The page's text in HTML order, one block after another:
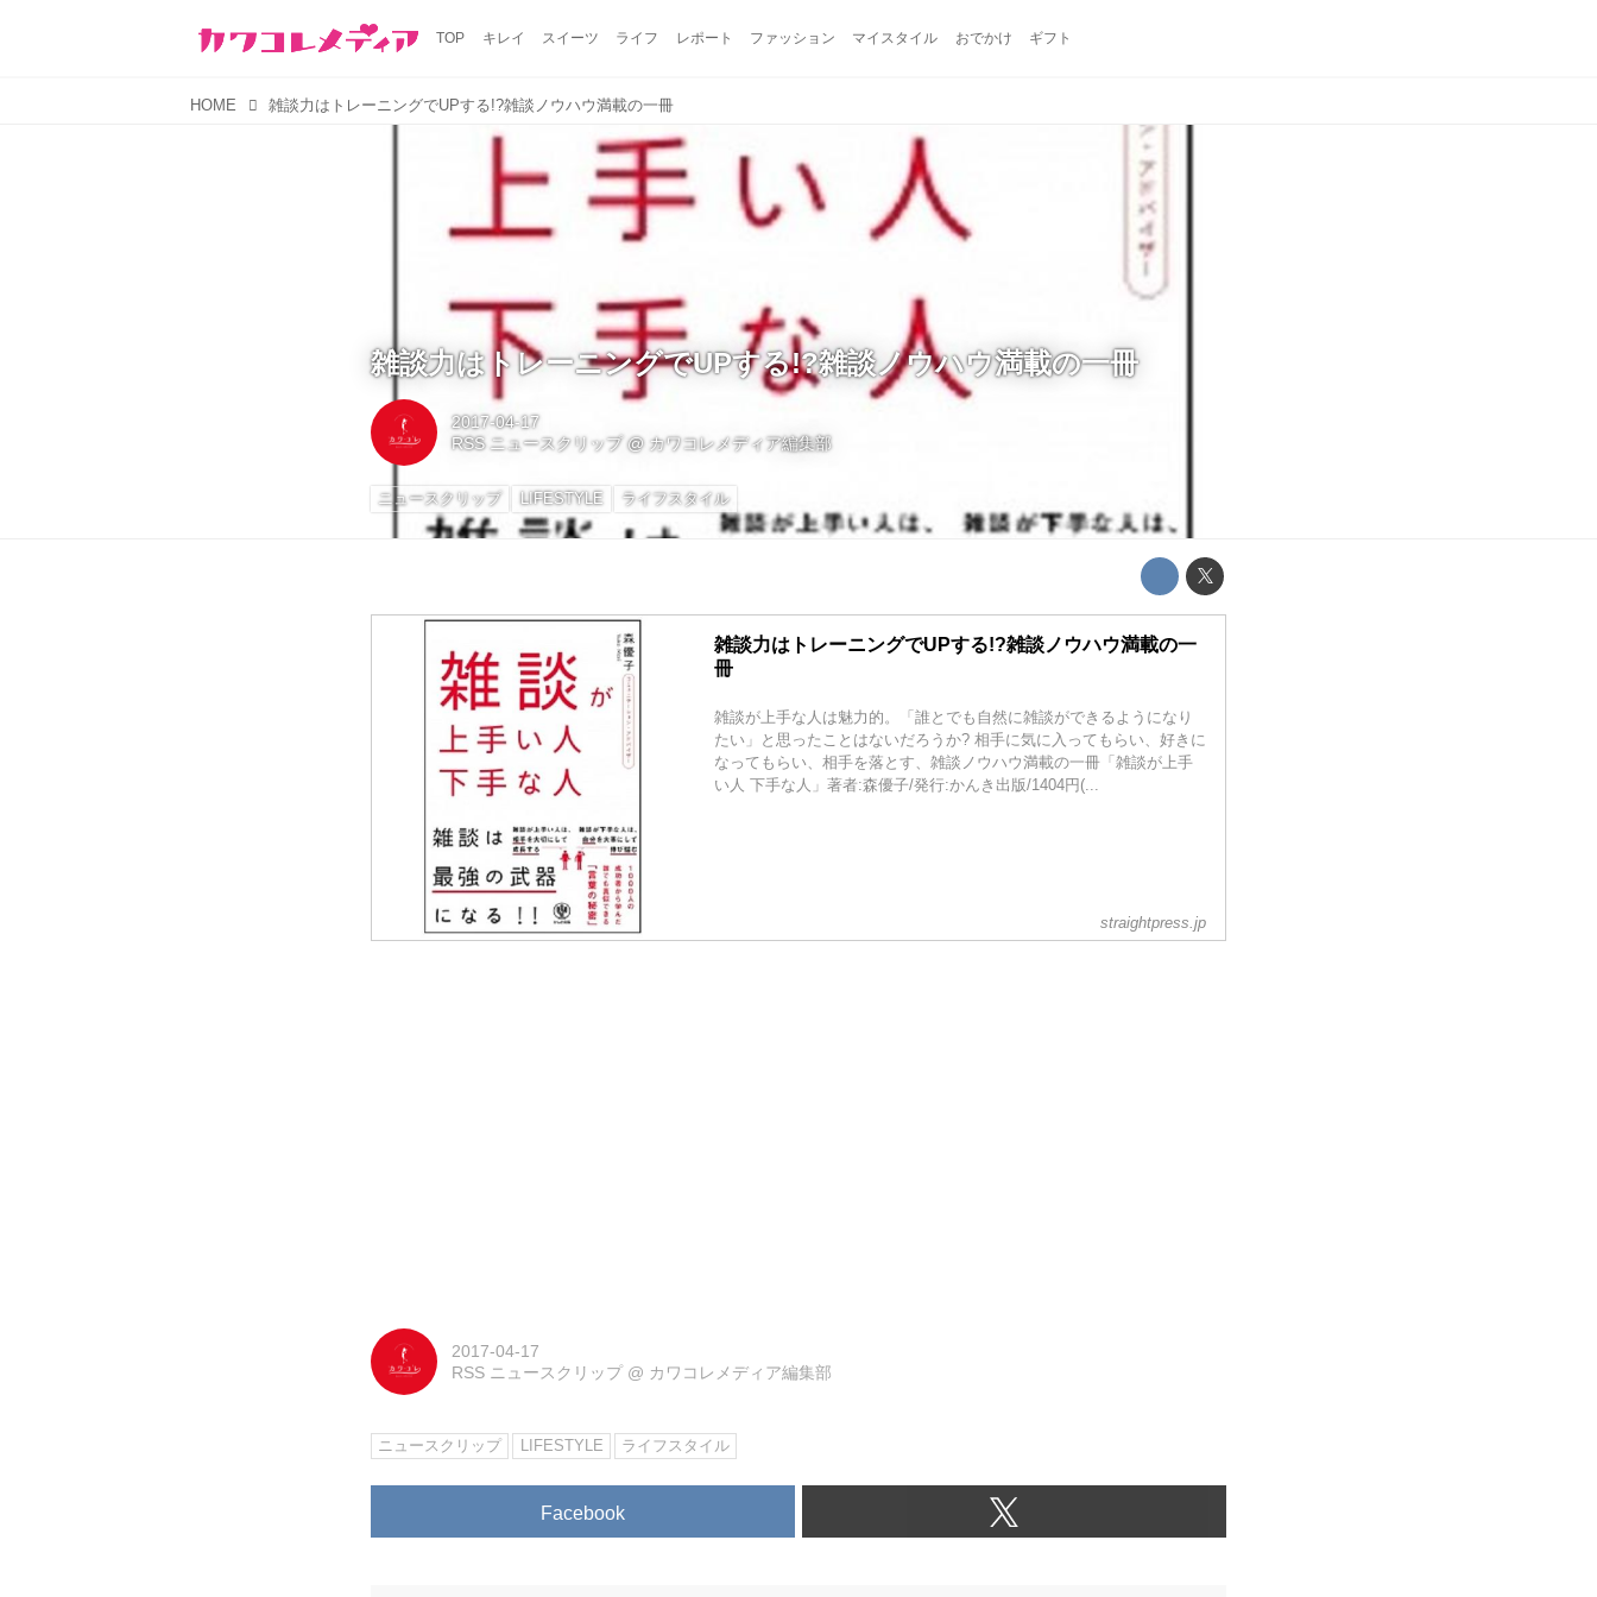
TOP キレイ スイーツ ライフ レポート ファッション マイスタイル おでかけ ギフト
HOME 雑談力はトレーニングでUPする!?雑談ノウハウ満載の一冊
雑談力はトレーニングでUPする!?雑談ノウハウ満載の一冊
2017-04-17
RSS ニュースクリップ@ カワコレメディア編集部
ニュースクリップ LIFESTYLE ライフスタイル
雑談力はトレーニングでUPする!?雑談ノウハウ満載の一
冊
雑談が上手な人は魅力的。「誰とでも自然に雑談ができるようになり
たい」と思ったことはないだろうか? 相手に気に入ってもらい、好きに
なってもらい、相手を落とす、雑談ノウハウ満載の一冊「雑談が上手
い人 下手な人」著者:森優子/発行:かんき出版/1404円(...
straightpress.jp
2017-04-17
RSS ニュースクリップ @ カワコレメディア編集部
ニュースクリップ LIFESTYLE ライフスタイル
Facebook